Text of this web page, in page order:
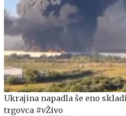
Ukrajina napadla še eno
trgovca #vŽivo